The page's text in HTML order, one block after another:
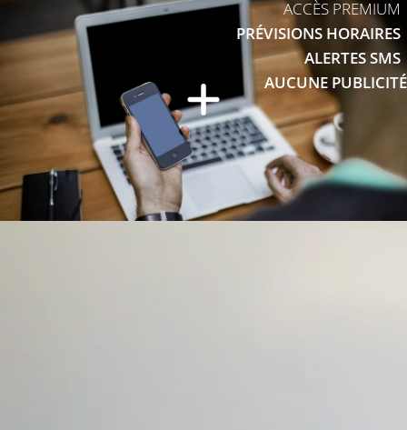
ACCÈS PREMIUM
PRÉVISIONS HORAIRES
ALERTES SMS
AUCUNE PUBLICITÉ